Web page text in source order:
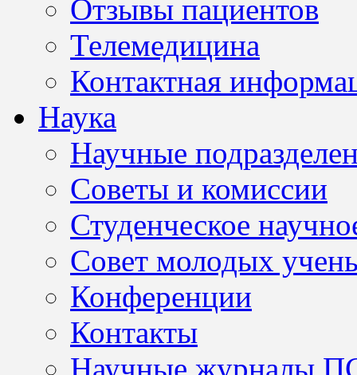
Отзывы пациентов
Телемедицина
Контактная
Наука
Научные
Советы и комиссии
Студенческое
Совет молодых
Конференции
Контакты